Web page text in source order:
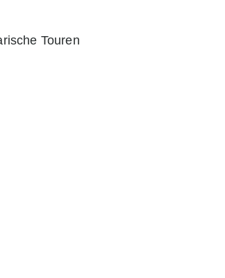
Touren